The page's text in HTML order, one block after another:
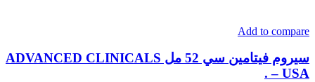
Add to compare
سيروم فيتامين سي 52 مل ADVANCED CLINICALS
– USA .